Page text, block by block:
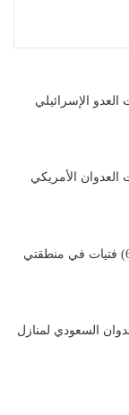
الإسرائيلي
العدوان الأمريكي
بيان إدانة جريمة الاغتصاب بحق (6) فتيات في منطقتي
السعودي لمنازل